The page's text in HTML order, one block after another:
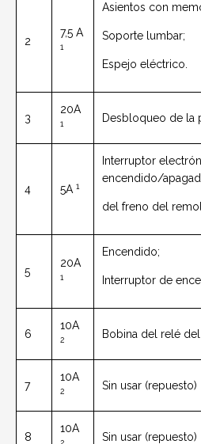
2
7,5 A
1
Asientos con
Soporte lumbar;
Espejo eléctrico.
3
20A
1 Desbloqueo de la
4 5A 1
Interruptor
encendido/
del freno del
5
20A
1
Encendido;
Interruptor de
6
10A
2 Bobina del relé
7
10A
2 Sin usar (repuesto)
8
10A
Sin usar (repuesto)